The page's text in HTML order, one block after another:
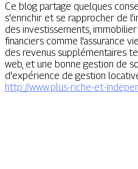
Ce blog partage quelques
s'enrichir et se rapprocher de
des investissements,
financiers comme l'assurance
des revenus supplémentaires
web, et une bonne gestion de
d'expérience de gestion
http://www.plus-riche-et-